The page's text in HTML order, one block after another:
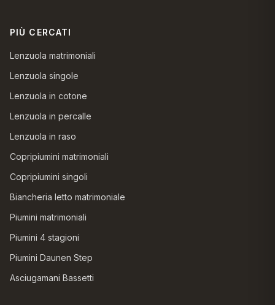
PIÙ CERCATI
Lenzuola matrimoniali
Lenzuola singole
Lenzuola in cotone
Lenzuola in percalle
Lenzuola in raso
Copripiumini matrimoniali
Copripiumini singoli
Biancheria letto matrimoniale
Piumini matrimoniali
Piumini 4 stagioni
Piumini Daunen Step
Asciugamani Bassetti